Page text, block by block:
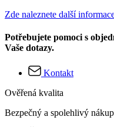
Zde naleznete další
Potřebujete pomoci s
Vaše dotazy.
Kontakt
Ověřená kvalita
Bezpečný a spolehlivý nákup